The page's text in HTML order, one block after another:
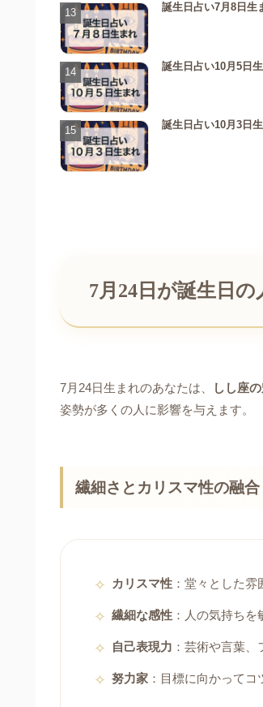
誕生日占い7月8日生
誕生日占い10月5日
誕生日占い10月3日
7月24日が誕生日の
7月24日生まれのあなたは、 しし座
姿勢が多くの人に影響を与えます。
繊細さとカリスマ性の融合
カリスマ性 ：堂々とした
繊細な感性 ：人の気持ち
自己表現力 ：芸術や言葉
努力家 ：目標に向かって